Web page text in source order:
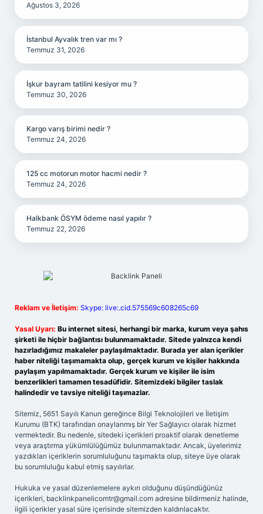
Ağustos 3, 2026
İstanbul Ayvalık tren var mı ?
Temmuz 31, 2026
İşkur bayram tatilini kesiyor mu ?
Temmuz 30, 2026
Kargo varış birimi nedir ?
Temmuz 24, 2026
125 cc motorun motor hacmi nedir ?
Temmuz 24, 2026
Halkbank ÖSYM ödeme nasıl yapılır ?
Temmuz 22, 2026
Reklam ve İletişim: Skype: live:.cid.575569c608265c69
Yasal Uyarı: Bu internet sitesi, herhangi bir marka, kurum veya şahıs
şirketi ile hiçbir bağlantısı bulunmamaktadır. Sitede yalnızca kendi
hazırladığımız makaleler paylaşılmaktadır. Burada yer alan içerikler
haber niteliği taşımamakta olup, gerçek kurum ve kişiler hakkında
paylaşım yapılmamaktadır. Gerçek kurum ve kişiler ile isim
benzerlikleri tamamen tesadüfidir. Sitemizdeki bilgiler taslak
halindedir ve tavsiye niteliği taşımazlar.
Sitemiz, 5651 Sayılı Kanun gereğince Bilgi Teknolojileri ve İletişim
Kurumu (BTK) tarafından onaylanmış bir Yer Sağlayıcı olarak hizmet
vermektedir. Bu nedenle, sitedeki içerikleri proaktif olarak denetleme
veya araştırma yükümlülüğümüz bulunmamaktadır. Ancak, üyelerimiz
yazdıkları içeriklerin sorumluluğunu taşımakta olup, siteye üye olarak
bu sorumluluğu kabul etmiş sayılırlar.
Hukuka ve yasal düzenlemelere aykırı olduğunu düşündüğünüz
içerikleri, backlinkpanelicomtr@gmail.com adresine bildirmeniz halinde,
ilgili içerikler yasal süre içerisinde sitemizden kaldırılacaktır.